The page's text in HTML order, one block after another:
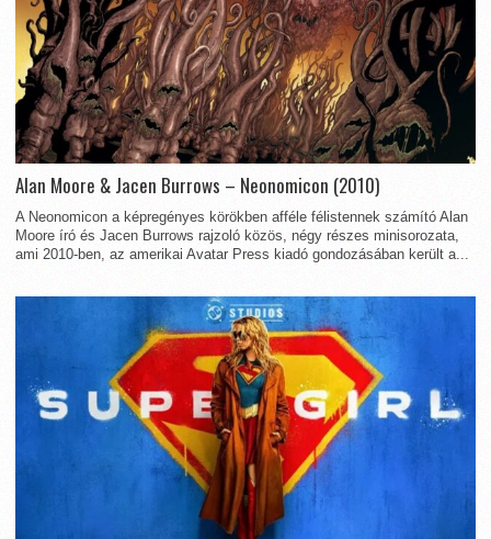
Alan Moore & Jacen Burrows – Neonomicon (2010)
A Neonomicon a képregényes körökben afféle félistennek számító Alan
Moore író és Jacen Burrows rajzoló közös, négy részes minisorozata,
ami 2010-ben, az amerikai Avatar Press kiadó gondozásában került a...